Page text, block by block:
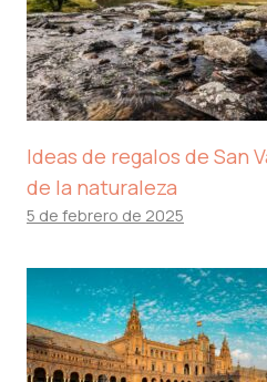
Ideas de regalos de San
de la naturaleza
5 de febrero de 2025